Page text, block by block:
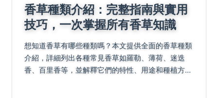
香草種類介紹：完整指南與實用
技巧，一次掌握所有香草知識
想知道香草有哪些種類嗎？本文提供全面的香草種類
介紹，詳細列出各種常見香草如羅勒、薄荷、迷迭
香、百里香等，並解釋它們的特性、用途和種植方